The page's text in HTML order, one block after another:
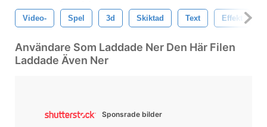
Video- Spel 3d Skiktad Text Effekt
Användare Som Laddade Ner Den Här Filen
Laddade Även Ner
Sponsrade bilder